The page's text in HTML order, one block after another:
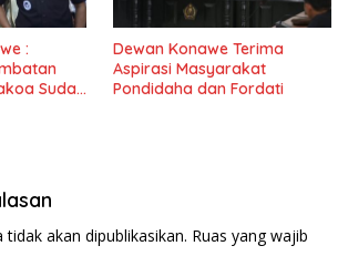
:
Sudah
Dewan Konawe Terima
Aspirasi Masyarakat
Pondidaha dan Fordati
akan dipublikasikan. Ruas yang wajib